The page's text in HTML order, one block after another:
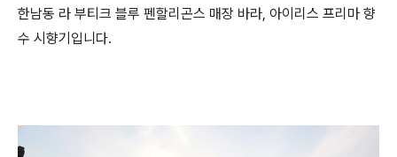
한남동 라 부티크 블루 펜할리곤스 매장 바라, 아이리스 프리마 향
수 시향기입니다.